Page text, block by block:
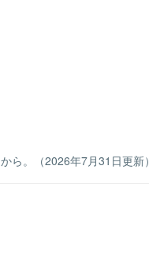
ら。（2026年7月31日更新）